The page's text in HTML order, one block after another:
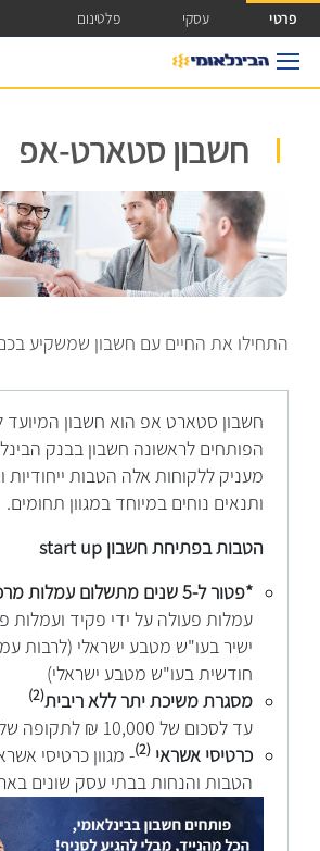
גישה ישירה לכפתור כניסה לחשבונך
פרטי עסקי פלטינום
חשבון סטארט-אפ
התחילו את החיים עם חשבון שמשקיע
חשבון סטארט אפ הוא חשבון המיועד
הפותחים לראשונה חשבון בבנק
מעניק ללקוחות אלה הטבות ייחודיות
ותנאים נוחים במיוחד במגוון תחומים.
הטבות בפתיחת חשבון start up
*פטור ל-5 שנים מתשלום עמלות מרכזיות במט"י
עמלות פעולה על ידי פקיד ועמלות
ישיר בעו"ש מטבע ישראלי (לרבות
חודשית בעו"ש מטבע ישראלי)
מסגרת משיכת יתר ללא ריבית(2)
עד לסכום של 10,000 ₪ לתקופה של שנה
כרטיסי אשראי(2)
- מגוון כרטיסי
הטבות והנחות בבתי עסק שונים